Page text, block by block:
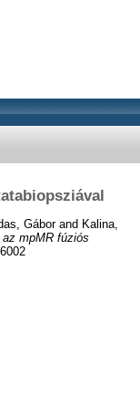
Gáborand Kalina,
mpMR fúziós